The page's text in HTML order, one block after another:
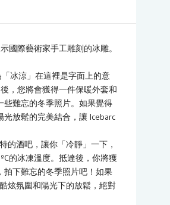
國際藝術家手工雕刻的冰雕。
冰涼」在這裡是字面上的意
，您將會獲得一件保暖外套和
難忘的冬季照片。如果覺得
放鬆的完美結合，讓 Icebarc
的酒吧，讓你「冷靜」一下，
的冰凍溫度。抵達後，你將獲
下難忘的冬季照片吧！如果
炫氛圍和陽光下的放鬆，絕對